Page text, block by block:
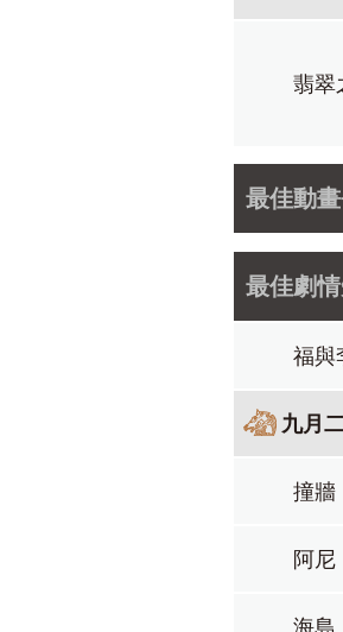
翡翠
最佳動
最佳劇
福與
九月
撞牆
阿尼
海島